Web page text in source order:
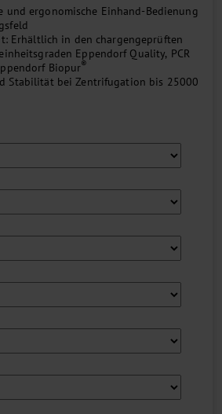
und ergonomische Einhand-Bedienung
Erhältlich in den chargengeprüften
Eppendorf Quality, PCR
Biopur®
Stabilität bei Zentrifugation bis 25000